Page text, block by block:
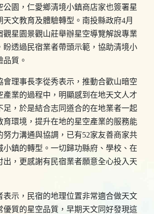
公園，仁愛鄉清境小鎮商店家也簽署星
天文教育及體驗轉型。南投縣政府4月
觀星園景觀山莊舉辦星空導覽解說專業
盼透過民宿業者帶頭示範，協助清境小
質。
會理事長李從秀表示，推動合歡山暗空
產業的過程中，明顯感到在地天文人才
足，於是結合志同道合的在地業者一起
育環境，提升在地的星空產業的服務能
努力溝通與協調，已有52家友善商家共
小鎮的轉型。一切歸功縣府、學校、在
出，更感謝有民宿業者願意全心投入天
表示，民宿的地理位置非常適合做天文
優質的星空品質，早期天文同好發現這